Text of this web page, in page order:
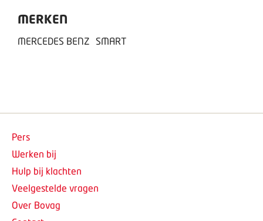
MERKEN
MERCEDES BENZ SMART
Pers
Werken bij
Hulp bij klachten
Veelgestelde vragen
Over Bovag